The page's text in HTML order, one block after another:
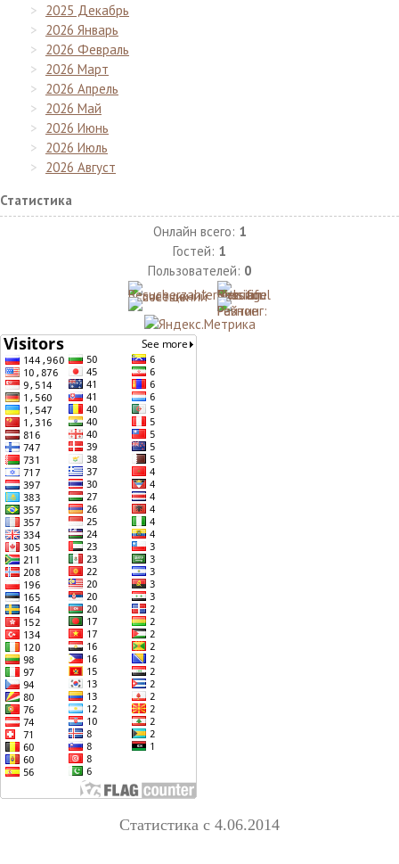
2025 Декабрь
2026 Январь
2026 Февраль
2026 Март
2026 Апрель
2026 Май
2026 Июнь
2026 Июль
2026 Август
Статистика
Онлайн всего: 1
Гостей: 1
Пользователей: 0
Статистика с 4.06.2014